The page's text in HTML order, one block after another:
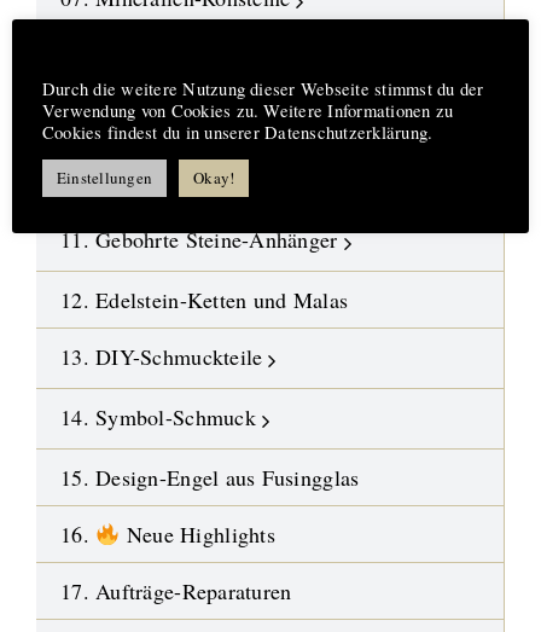
09. Kristalle
10. Polierte Steine-Trommelsteine
11. Gebohrte Steine-Anhänger
12. Edelstein-Ketten und Malas
13. DIY-Schmuckteile
14. Symbol-Schmuck
15. Design-Engel aus Fusingglas
16.
Neue Highlights
17. Aufträge-Reparaturen
Durch die weitere Nutzung dieser Webseite stimmst du der
Verwendung von Cookies zu. Weitere Informationen zu
Cookies findest du in unserer Datenschutzerklärung.
Einstellungen Okay!